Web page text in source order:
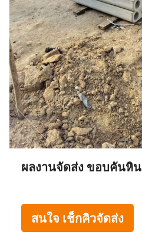
ผลงานจัดส่ง ขอบคันหิน
สนใจ เช็กคิวจัดส่ง